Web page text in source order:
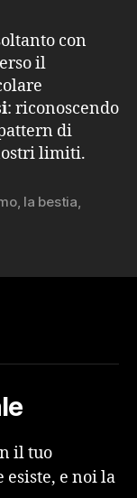
con
il
: riconoscendo
di
limiti.
, la bestia,
il tuo
esiste, e noi la